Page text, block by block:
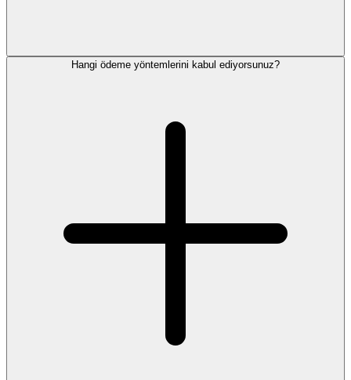
Hangi ödeme yöntemlerini kabul ediyorsunuz?